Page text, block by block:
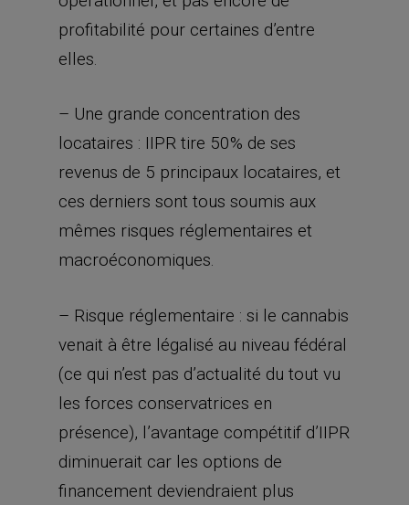
locataires : IIPR tire 50% de ses
revenus de 5 principaux locataires, et
mêmes risques réglementaires et
macroéconomiques.
– Risque réglementaire : si le cannabis
venait à être légalisé au niveau fédéral
(ce qui n’est pas d’actualité du tout vu
présence), l’avantage compétitif d’IIPR
diminuerait car les options de
financement deviendraient plus
nombreuses pour les cultivateurs.
Les paramètres globaux sont
largement davantage haussiers que